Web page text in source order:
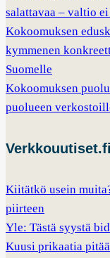
salattavaa – valtio
Kokoomuksen
kymmenen
Suomelle
Kokoomuksen
puolueen
Verkkouutiset.fi
Kiitätkö usein
piirteen
Yle: Tästä syystä
Kuusi prikaatia